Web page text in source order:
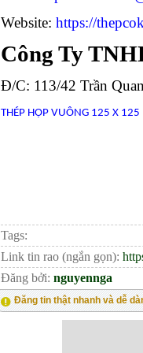
Website: https://
Công Ty
Đ/C: 113/42 Trần
THÉP HỘP VUÔNG 125 X 125
Tags:
Link tin rao (ngắn gọn):
Đăng bởi: nguyennga
Đăng tin thật nhanh và dễ